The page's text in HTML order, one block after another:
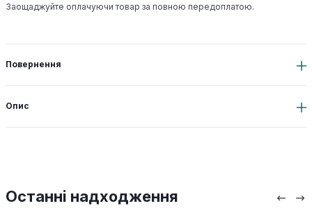
Заощаджуйте оплачуючи товар за повною передоплатою.
Повернення
Опис
Останні надходження